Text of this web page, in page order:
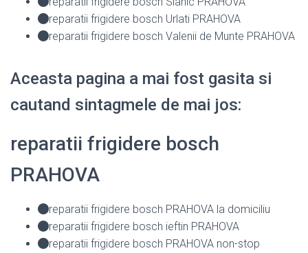
reparatii frigidere bosch Urlati PRAHOVA
reparatii frigidere bosch Valenii de Munte PRAHOVA
Aceasta pagina a mai fost gasita si
cautand sintagmele de mai jos:
reparatii frigidere bosch
PRAHOVA
reparatii frigidere bosch PRAHOVA la domiciliu
reparatii frigidere bosch ieftin PRAHOVA
reparatii frigidere bosch PRAHOVA non-stop